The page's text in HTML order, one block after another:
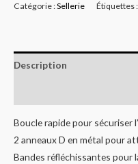
Catégorie :Sellerie Étiquettes :
Description
Boucle rapide pour sécuriser
2 anneaux D en métal pour
Bandes réfléchissantes pour